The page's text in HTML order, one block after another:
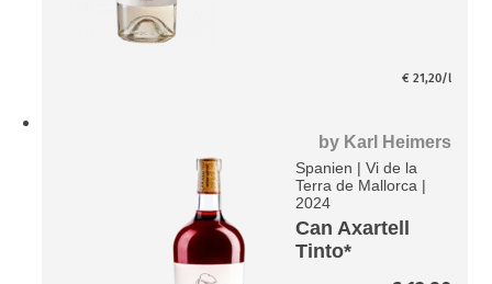
€ 21,20/l
by Karl Heimers
Spanien |Vi de la
Terra de Mallorca |
2024
Can Axartell
Tinto*